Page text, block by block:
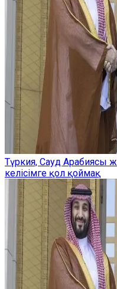
Түркия, Сауд Арабиясы
келісімге қол қоймақ